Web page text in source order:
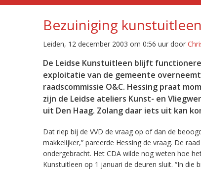
Inklappen
Bezuiniging
Leiden, 12 december 2003 om 0:56 uur door
De Leidse Kunstuitleen blijft
exploitatie van de gemeente
raadscommissie O&C. Hessing praat
zijn de Leidse ateliers Kunst- en
uit Den Haag. Zolang daar iets uit kan
Dat riep bij de VVD de vraag op of dan de
makkelijker,” pareerde Hessing de vraag. De
ondergebracht. Het CDA wilde nog weten hoe
Kunstuitleen op 1 januari de deuren sluit. “In